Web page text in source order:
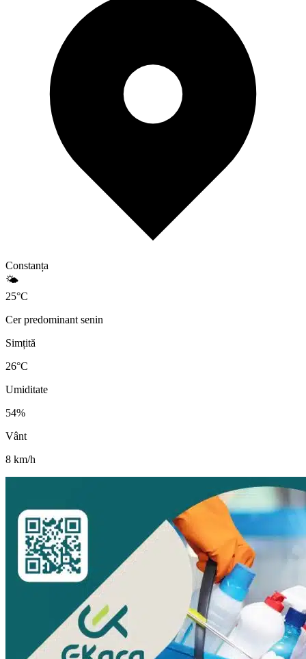
Constanța
🌤️
25°C
Cer predominant senin
Simțită
26°C
Umiditate
54%
Vânt
8 km/h